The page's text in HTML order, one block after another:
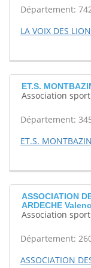
Département:
LA VOIX DES
ET.S.
Association
Département:
ET.S.
ASSOCIATION
ARDECHE
Association
Département:
ASSOCIATION